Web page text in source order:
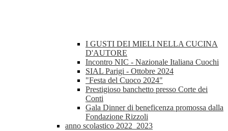
I GUSTI DEI MIELI NELLA CUCINA
D'AUTORE
Incontro NIC - Nazionale Italiana Cuochi
SIAL Parigi - Ottobre 2024
"Festa del Cuoco 2024"
Prestigioso banchetto presso Corte dei
Conti
Gala Dinner di beneficenza promossa dalla
Fondazione Rizzoli
anno scolastico 2022_2023